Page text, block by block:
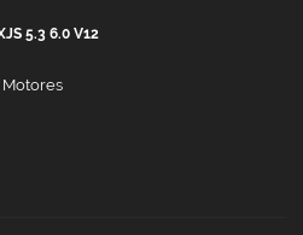
5.3 6.0 V12
Motores